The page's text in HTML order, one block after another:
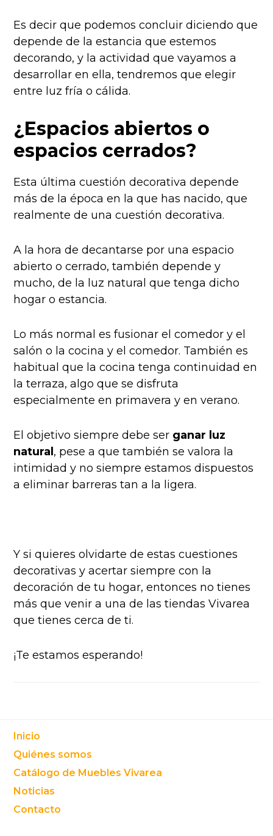
Es decir que podemos concluir diciendo que
depende de la estancia que estemos
decorando, y la actividad que vayamos a
desarrollar en ella, tendremos que elegir
entre luz fría o cálida.
¿Espacios abiertos o
espacios cerrados?
Esta última cuestión decorativa depende
más de la época en la que has nacido, que
realmente de una cuestión decorativa.
A la hora de decantarse por una espacio
abierto o cerrado, también depende y
mucho, de la luz natural que tenga dicho
hogar o estancia.
Lo más normal es fusionar el comedor y el
salón o la cocina y el comedor. También es
habitual que la cocina tenga continuidad en
la terraza, algo que se disfruta
especialmente en primavera y en verano.
El objetivo siempre debe ser ganar luz
natural, pese a que también se valora la
intimidad y no siempre estamos dispuestos
a eliminar barreras tan a la ligera.
Y si quieres olvidarte de estas cuestiones
decorativas y acertar siempre con la
decoración de tu hogar, entonces no tienes
más que venir a una de las tiendas Vivarea
que tienes cerca de ti.
¡Te estamos esperando!
Footer
Inicio
Quiénes somos
Catálogo de Muebles Vivarea
Noticias
Contacto